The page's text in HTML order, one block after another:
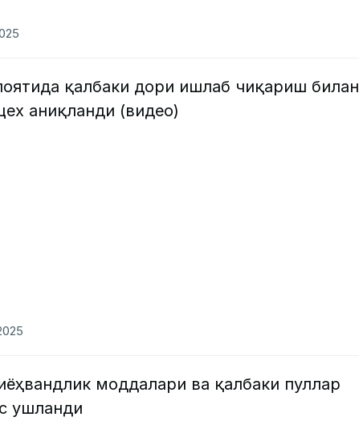
қалбаки дори ишлаб чиқариш билан
аниқланди (видео)
моддалари ва қалбаки пуллар
ушланди